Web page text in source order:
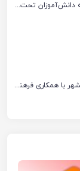
پتروشیمی اروند ۹۸۵ بسته نوشت‌افزار به دانش‌آموزان تحت پوشش کمیته امداد بندرماهشهر اهدا کرد
سمینارهای فرهنگی و آموزشی در بندرماهشهر با همکاری فرهنگ‌سرای پتروشیمی مارون